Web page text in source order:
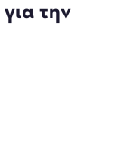
την